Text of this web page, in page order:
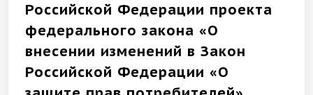
Российской Федерации проекта
федерального закона «О
внесении изменений в Закон
Российской Федерации «О